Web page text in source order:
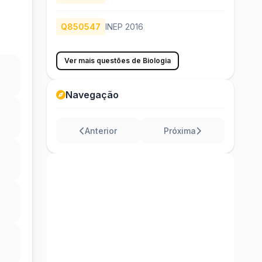
Q850547 INEP 2016
Ver mais questões de Biologia
Navegação
Anterior Próxima